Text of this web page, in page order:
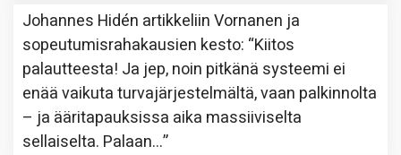
Johannes Hidén artikkeliinVornanen ja
sopeutumisrahakausien kesto: “Kiitos
palautteesta! Ja jep, noin pitkänä systeemi ei
enää vaikuta turvajärjestelmältä, vaan palkinnolta
– ja ääritapauksissa aika massiiviselta
sellaiselta. Palaan…”